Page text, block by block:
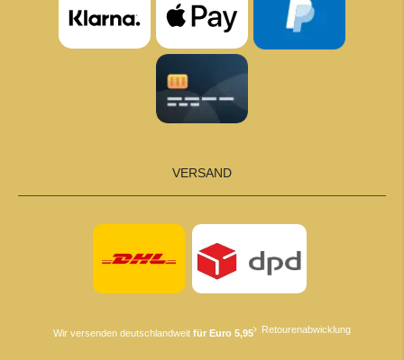
VERSAND
Wir versenden deutschlandweit für Euro 5,95 Retourenabwicklung